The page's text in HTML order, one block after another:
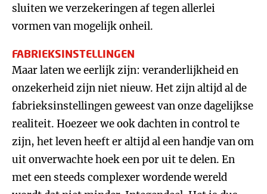
sluiten we verzekeringen af tegen allerlei
vormen van mogelijk onheil.
FABRIEKSINSTELLINGEN
Maar laten we eerlijk zijn: veranderlijkheid en
onzekerheid zijn niet nieuw. Het zijn altijd al de
fabrieksinstellingen geweest van onze dagelijkse
realiteit. Hoezeer we ook dachten in control te
zijn, het leven heeft er altijd al een handje van om
uit onverwachte hoek een por uit te delen. En
met een steeds complexer wordende wereld